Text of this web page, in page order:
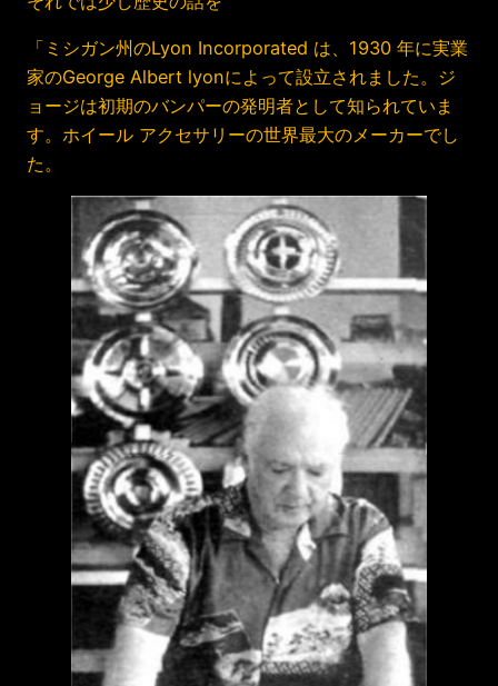
「ミシガン州のLyon Incorporated は、1930 年に実業
家のGeorge Albert lyonによって設立されました。ジ
ョージは初期のバンパーの発明者として知られていま
す。ホイール アクセサリーの世界最大のメーカーでし
た。